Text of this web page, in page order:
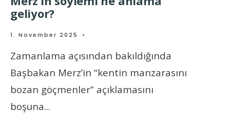
geliyor?
1. November 2025 •
Zamanlama açısından bakıldığında
Başbakan Merz’in “kentin manzarasını
bozan göçmenler” açıklamasını
boşuna...